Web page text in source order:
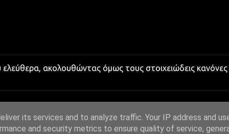
ακολουθώντας όμως τους στοιχειώδεις κανόνες
its services and to analyze traffic. Your IP address and
and security metrics to ensure quality of service,